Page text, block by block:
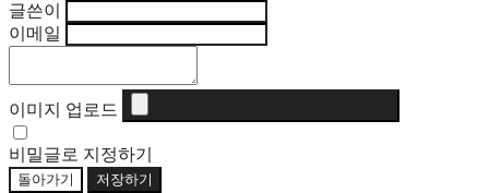
글쓴이
이메일
이미지 업로드
비밀글로 지정하기
돌아가기 저장하기